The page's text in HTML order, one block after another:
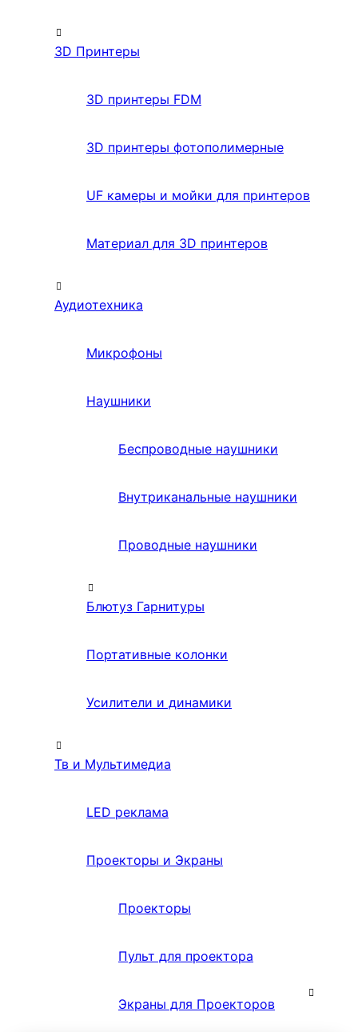
3D Принтеры
3D принтеры FDM
3D принтеры фотополимерные
UF камеры и мойки для принтеров
Материал для 3D принтеров
Аудиотехника
Микрофоны
Наушники
Беспроводные наушники
Внутриканальные наушники
Проводные наушники
Блютуз Гарнитуры
Портативные колонки
Усилители и динамики
Тв и Мультимедиа
LED реклама
Проекторы и Экраны
Проекторы
Пульт для проектора
Экраны для Проекторов